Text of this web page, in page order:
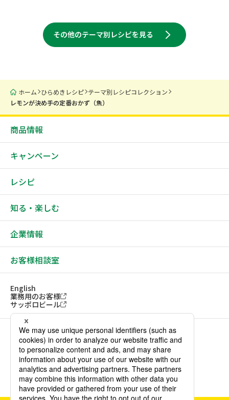
その他のテーマ別レシピを見る
ホーム ひらめきレシピ テーマ別レシピコレクション
レモンが決め手の定番おかず（魚）
商品情報
キャンペーン
レシピ
知る・楽しむ
企業情報
お客様相談室
English
業務用のお客様
サッポロビール
ソーシャルメディアアカウント一覧